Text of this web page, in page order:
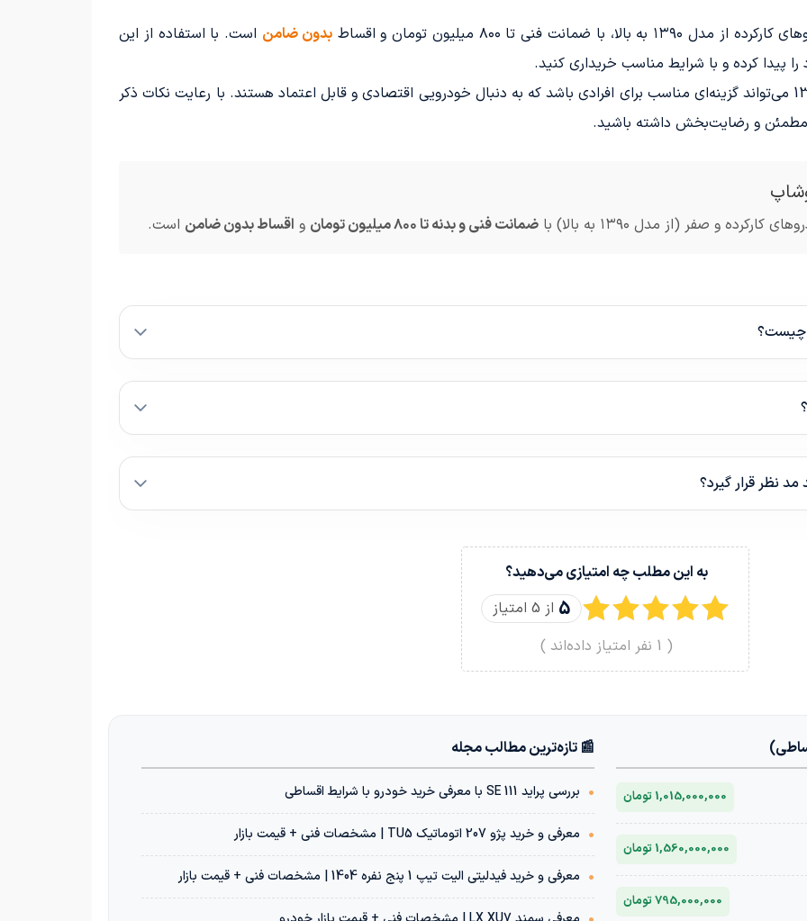
فنی تا ۸۰۰ میلیون تومان و اقساط بدون ضامن است. با استفاده از این
پیدا کرده و با شرایط مناسب خریداری کنید.
در نهایت، خرید اقساطی پژو 206 تیپ 2 مدل 1390 می‌تواند گزینه‌ای مناسب برای افرادی باشد که به دنبال خودرویی اقتصادی و قابل اعتماد هستند. با رعایت نکات ذکر
مطمئن و رضایت‌بخش داشته باشید.
و صفر (از مدل ۱۳۹۰ به بالا) با ضمانت فنی و بدنه تا ۸۰۰ میلیون تومان و اقساط بدون ضامن است.
به این مطلب چه امتیازی می‌دهید؟
5 از 5 امتیاز
(
1 نفر امتیاز داده‌اند )
1,015,000,000 تومان
1,560,000,000 تومان
795,000,000 تومان
📰 تازه‌ترین مطالب مجله
• بررسی پراید 111 SE با معرفی خرید خودرو با شرایط اقساطی
• معرفی و خرید پژو 207 اتوماتیک TU5 | مشخصات فنی + قیمت بازار
• معرفی و خرید فیدلیتی الیت تیپ 1 پنج نفره 1404 | مشخصات فنی + قیمت بازار